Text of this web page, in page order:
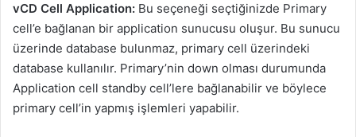
vCD Cell Application: Bu seçeneği seçtiğinizde Primary
cell’e bağlanan bir application sunucusu oluşur. Bu sunucu
üzerinde database bulunmaz, primary cell üzerindeki
database kullanılır. Primary’nin down olması durumunda
Application cell standby cell’lere bağlanabilir ve böylece
primary cell’in yapmış işlemleri yapabilir.